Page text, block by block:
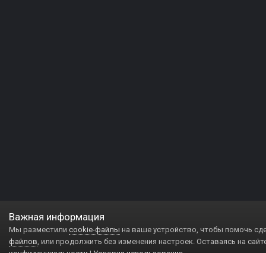
Важная информация
Мы разместили cookie-файлы на ваше устройство, чтобы помочь
файлов, или продолжить без изменения настроек. Оставаясь на